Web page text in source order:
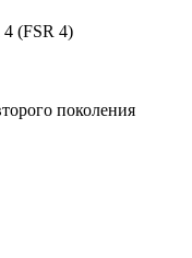
(FSR 4)
поколения